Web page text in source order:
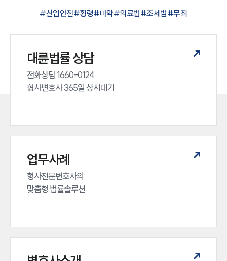
#산업안전#횡령#마약#의료법#조세범#무죄
대륜법률 상담
전화상담 1660-0124
형사변호사 365일 상시대기
업무사례
형사전문변호사의
맞춤형 법률솔루션